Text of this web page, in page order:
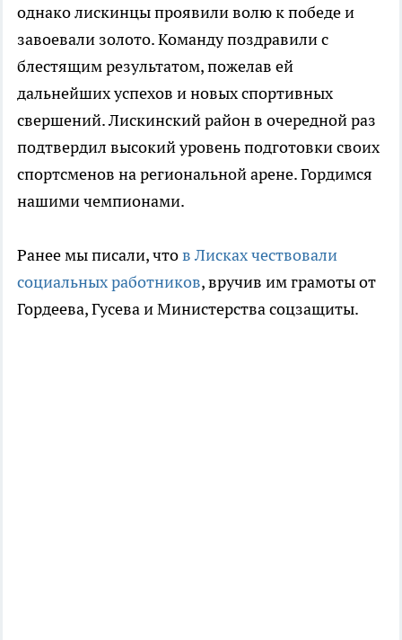
однако лискинцы проявили волю к победе и
завоевали золото. Команду поздравили с
блестящим результатом, пожелав ей
дальнейших успехов и новых спортивных
свершений. Лискинский район в очередной раз
подтвердил высокий уровень подготовки своих
спортсменов на региональной арене. Гордимся
нашими чемпионами.
Ранее мы писали, чтов Лисках чествовали
социальных работников, вручив им грамоты от
Гордеева, Гусева и Министерства соцзащиты.